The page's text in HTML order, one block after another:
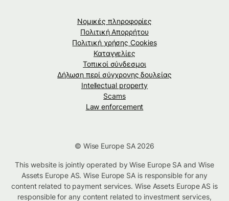
Νομικές πληροφορίες
Πολιτική Απορρήτου
Πολιτική χρήσης Cookies
Καταγγελίες
Τοπικοί σύνδεσμοι
Δήλωση περί σύγχρονης δουλείας
Intellectual property
Scams
Law enforcement
© Wise Europe SA 2026
This website is jointly operated by Wise Europe SA and Wise
Assets Europe AS. Wise Europe SA is responsible for any
content related to payment services. Wise Assets Europe AS is
responsible for any content related to investment services,